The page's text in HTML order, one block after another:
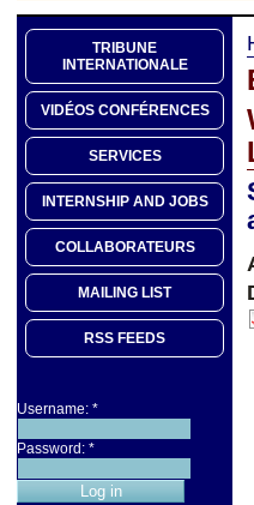
TRIBUNE
INTERNATIONALE
VIDÉOS CONFÉRENCES
SERVICES
INTERNSHIP AND JOBS
COLLABORATEURS
MAILING LIST
RSS FEEDS
Username: *
Password: *